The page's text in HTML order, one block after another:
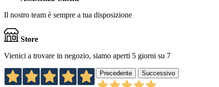
Il nostro team è sempre a tua disposizione
Store
Vienici a trovare in negozio, siamo aperti 5 giorni su 7
Precedente Successivo